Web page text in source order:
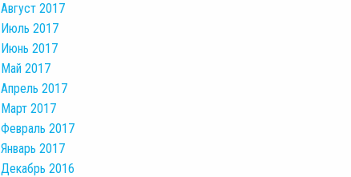
Август 2017
Июль 2017
Июнь 2017
Май 2017
Апрель 2017
Март 2017
Февраль 2017
Январь 2017
Декабрь 2016